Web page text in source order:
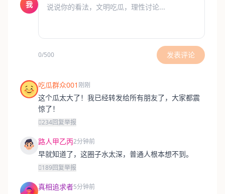
我
0/500 发表评论
吃瓜群众001 刚刚
这个瓜太大了！我已经转发给所有朋友了，大家都震
惊了！
234回复举报
路人甲乙丙2分钟前
早就知道了，这圈子水太深，普通人根本想不到。
189回复举报
真相追求者5分钟前